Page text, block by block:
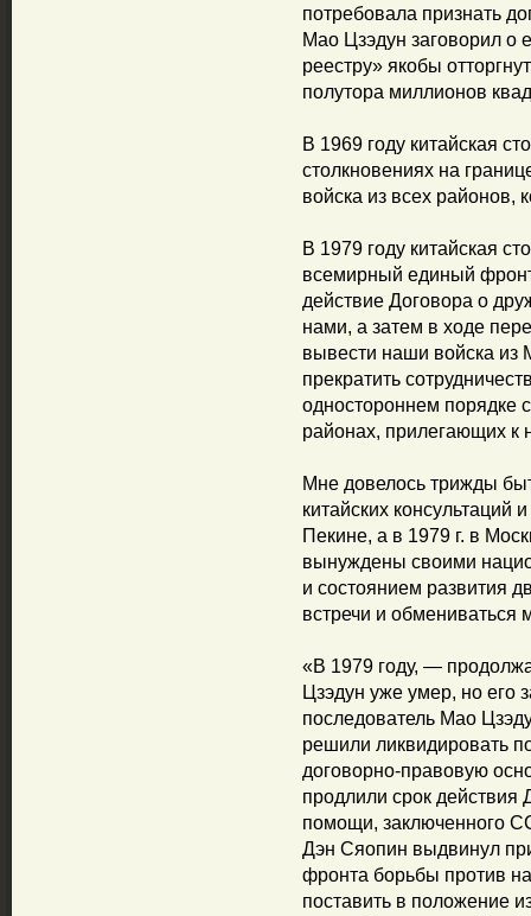
потребовала признать
Мао Цзэдун заговорил о
реестру» якобы
полутора миллионов
В 1969 году китайская
столкновениях на
войска из всех районов,
В 1979 году китайская
всемирный единый
действие Договора о
нами, а затем в ходе
вывести наши войска из
прекратить
одностороннем порядке
районах, прилегающих к
Мне довелось трижды
китайских консультаций
Пекине, а в 1979 г. в
вынуждены своими
и состоянием развития
встречи и обмениваться
«В 1979 году, —
Цзэдун уже умер, но
последователь Мао
решили ликвидировать
договорно-правовую
продлили срок действия
помощи, заключенного
Дэн Сяопин выдвинул
фронта борьбы против
поставить в положение